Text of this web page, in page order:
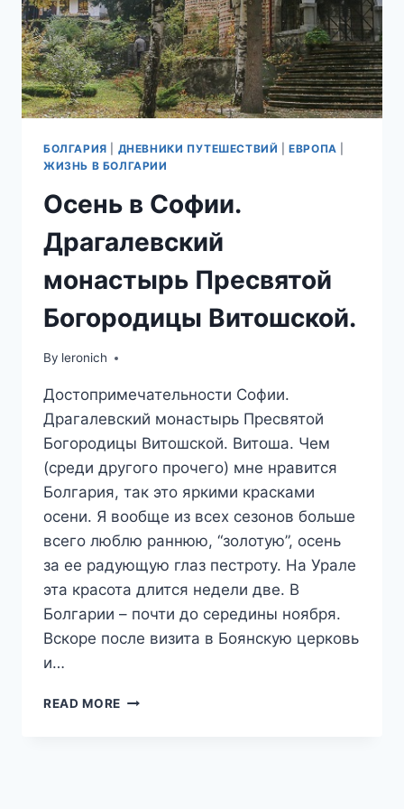
БОЛГАРИЯ ДНЕВНИКИ ПУТЕШЕСТВИЙ |ЕВРОПА
ЖИЗНЬ В БОЛГАРИИ
Осень в Софии.
Драгалевский
монастырь Пресвятой
Богородицы Витошской.
By leronich
Достопримечательности Софии.
Драгалевский монастырь Пресвятой
Богородицы Витошской. Витоша. Чем
(среди другого прочего) мне нравится
Болгария, так это яркими красками
осени. Я вообще из всех сезонов больше
всего люблю раннюю, “золотую”, осень
за ее радующую глаз пестроту. На Урале
эта красота длится недели две. В
Болгарии – почти до середины ноября.
Вскоре после визита в Боянскую церковь
и…
READ MORE ОСЕНЬ